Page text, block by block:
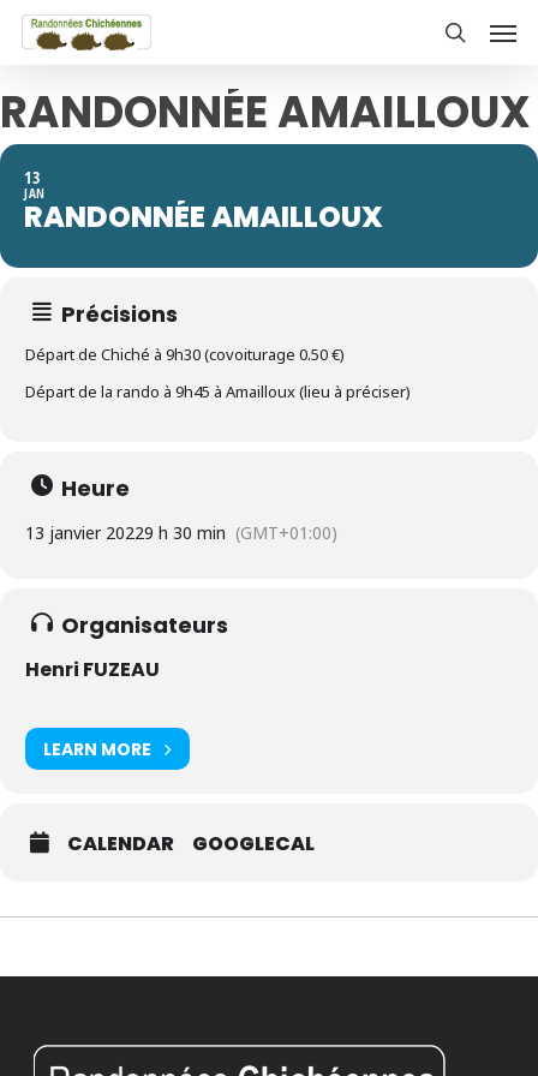
Skip
content
RANDONNÉE AMAILLOUX
13
JAN
RANDONNÉE AMAILLOUX
Précisions
Départ de Chiché à 9h30 (covoiturage 0.50 €)
Départ de la rando à 9h45 à Amailloux (lieu à préciser)
Heure
13 janvier 20229 h 30 min (GMT+01:00)
Organisateurs
Henri FUZEAU
LEARN MORE
CALENDAR GOOGLECAL